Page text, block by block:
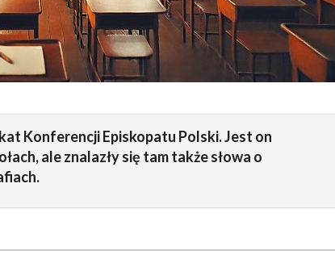
Konferencji Episkopatu Polski. Jest on
ale znalazły się tam także słowa o